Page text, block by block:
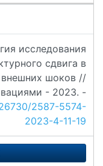
исследования
сдвига в
внешних шоков //
- 2023. -
2587-5574-
2023-4-11-19